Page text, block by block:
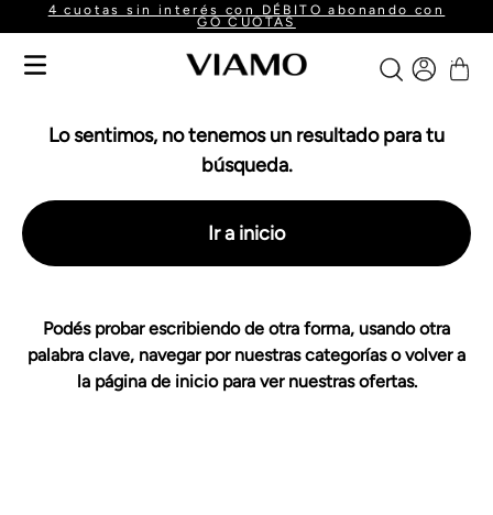
4 cuotas sin interés con DÉBITO abonando con
GO CUOTAS
Lo sentimos, no tenemos un resultado para tu
búsqueda.
Ir a inicio
Podés probar escribiendo de otra forma, usando otra
palabra clave, navegar por nuestras categorías o volver a
la página de inicio para ver nuestras ofertas.